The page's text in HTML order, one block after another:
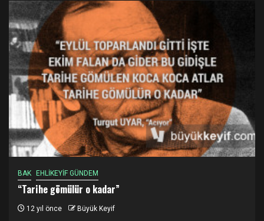
BAK EHLİKEYİF GÜNDEM
“Tarihe gömülür o kadar”
12 yıl önce Büyük Keyif